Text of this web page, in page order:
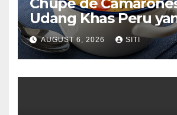
Udang Khas Peru
Lezat
AUGUST 6, 2026 SITI